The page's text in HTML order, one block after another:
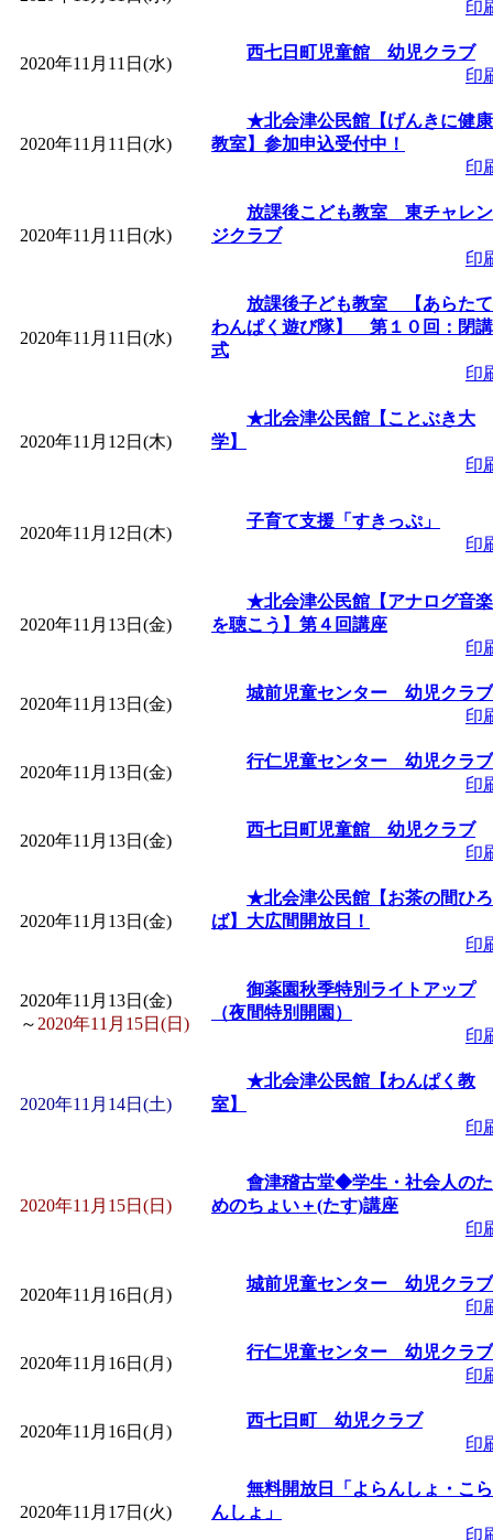
す」 受付期間：～
みなづる号乗車体
」
「皆鶴姫のこびる塾
」 受付期間：～
「みなづる号乗車体
de 健康づくり」」 受
印
2020年11月11日(水)
西七日町児童館 幼児クラブ
印
2020年11月11日(水)
★北会津公民館【げんきに健康
教室】参加申込受付中！
印
2020年11月11日(水)
放課後こども教室 東チャレン
ジクラブ
印
2020年11月11日(水)
放課後子ども教室 【あらたて
わんぱく遊び隊】 第１０回：閉講
式
印
2020年11月12日(木)
★北会津公民館【ことぶき大
学】
印
2020年11月12日(木)
子育て支援「すきっぷ」
印
2020年11月13日(金)
★北会津公民館【アナログ音楽
を聴こう】第４回講座
印
2020年11月13日(金)
城前児童センター 幼児クラブ
印
2020年11月13日(金)
行仁児童センター 幼児クラブ
印
2020年11月13日(金)
西七日町児童館 幼児クラブ
印
2020年11月13日(金)
★北会津公民館【お茶の間ひろ
ば】大広間開放日！
印
2020年11月13日(金)
～ 2020年11月15日(日)
御薬園秋季特別ライトアップ
（夜間特別開園）
印
2020年11月14日(土)
★北会津公民館【わんぱく教
室】
印
2020年11月15日(日)
會津稽古堂◆学生・社会人のた
めのちょい＋(たす)講座
印
2020年11月16日(月)
城前児童センター 幼児クラブ
印
2020年11月16日(月)
行仁児童センター 幼児クラブ
印
2020年11月16日(月)
西七日町 幼児クラブ
印
2020年11月17日(火)
無料開放日「よらんしょ・こら
んしょ」
印